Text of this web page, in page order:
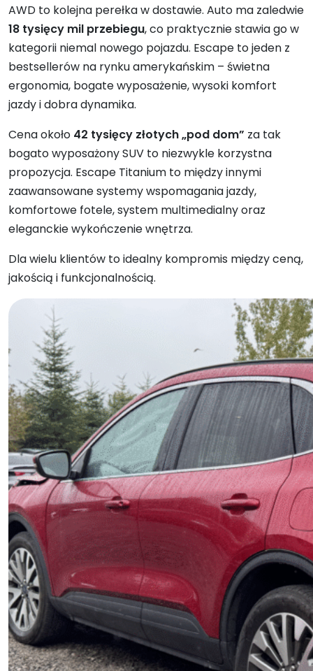
AWD to kolejna perełka w dostawie. Auto ma zaledwie
18 tysięcy mil przebiegu, co praktycznie stawia go w
kategorii niemal nowego pojazdu. Escape to jeden z
bestsellerów na rynku amerykańskim – świetna
ergonomia, bogate wyposażenie, wysoki komfort
jazdy i dobra dynamika.
Cena około 42 tysięcy złotych „pod dom” za tak
bogato wyposażony SUV to niezwykle korzystna
propozycja. Escape Titanium to między innymi
zaawansowane systemy wspomagania jazdy,
komfortowe fotele, system multimedialny oraz
eleganckie wykończenie wnętrza.
Dla wielu klientów to idealny kompromis między ceną,
jakością i funkcjonalnością.